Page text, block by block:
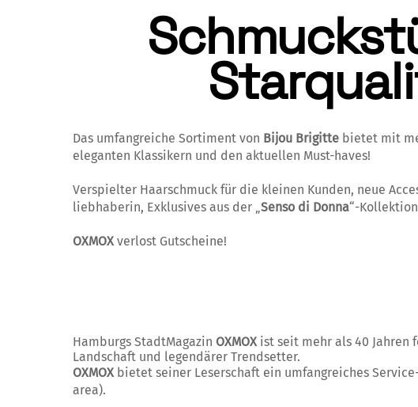
Das umfangreiche Sorti­ment von Bijou Bri­gitte bietet mit
ele­ganten Klassikern und den aktuellen Must-haves!
Verspielter Haar­schmuck für die kleinen Kunden, neue
liebhaberin, Exklusives aus der „Senso di Donna“-
OXMOX verlost Gutscheine!
Hamburgs StadtMagazin OXMOXist seit mehr als 40 Jahren
Landschaft und legendärer Trendsetter.
OXMOXbietet seiner Leserschaft ein umfangreiches
area).